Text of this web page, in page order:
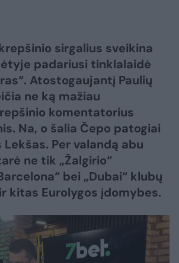
sirgalius sveikina
padariusi tinklalaidė
Atostogaujantį Paulių
ne ką mažiau
komentatorius
Na, o šalia Čepo patogiai
Per valandą abu
ne tik „Žalgirio“
bei „Dubai“ klubų
kitas Eurolygos įdomybes.